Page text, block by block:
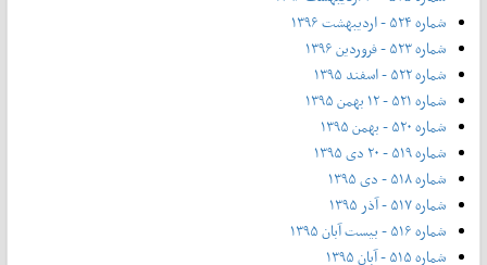
شماره ۵۲۴ - اردیبهشت ۱۳۹۶
شماره ۵۲۳ - فروردین ۱۳۹۶
شماره ۵۲۲ - اسفند ۱۳۹۵
شماره ۵۲۱ - ۱۲ بهمن ۱۳۹۵
شماره ۵۲۰ - بهمن ۱۳۹۵
شماره ۵۱۹ - ۲۰ دی ۱۳۹۵
شماره ۵۱۸ - دی ۱۳۹۵
شماره ۵۱۷ - آذر ۱۳۹۵
شماره ۵۱۶ - بیست آبان ۱۳۹۵
شماره ۵۱۵ - آبان ۱۳۹۵